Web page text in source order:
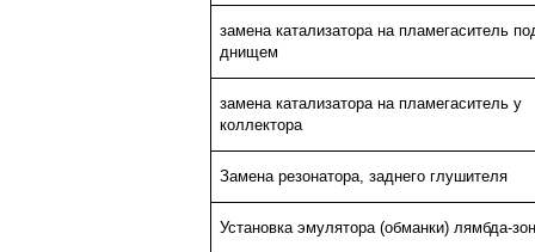
замена катализатора на пламегаситель
днищем
замена катализатора на пламегаситель у
коллектора
Замена резонатора, заднего глушителя
Установка эмулятора (обманки) лямбда-